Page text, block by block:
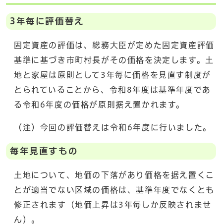
3年毎に評価替え
固定資産の評価は、総務大臣が定めた固定資産評価
基準に基づき市町村長がその価格を決定します。土
地と家屋は原則として3年毎に価格を見直す制度が
とられていることから、令和8年度は基準年度であ
る令和6年度の価格が原則据え置かれます。
（注）今回の評価替えは令和6年度に行いました。
毎年見直すもの
土地について、地価の下落があり価格を据え置くこ
とが適当でない区域の価格は、基準年度でなくとも
修正されます（地価上昇は3年毎しか反映されませ
ん）。